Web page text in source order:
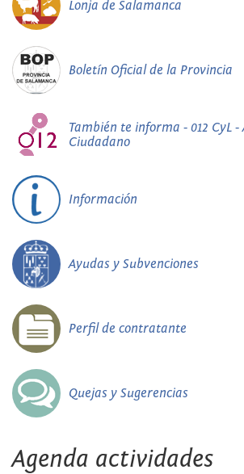
Lonja de Salamanca
Boletín Oficial de la Provincia
También te informa - 012 CyL
Ciudadano
Información
Ayudas y Subvenciones
Perfil de contratante
Quejas y Sugerencias
Agenda actividades